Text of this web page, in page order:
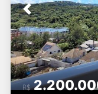
Agende sua visita
Previous
R$